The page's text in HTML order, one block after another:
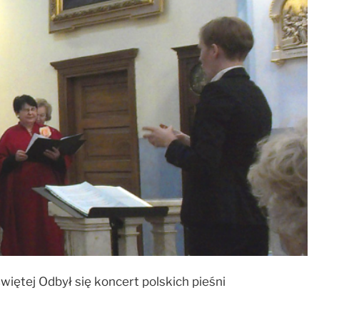
Odbył się koncert polskich pieśni